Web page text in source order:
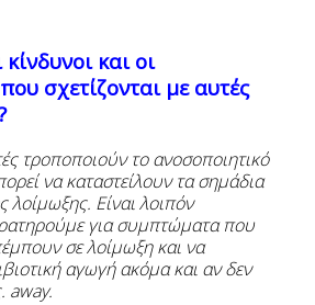
κίνδυνοι και οι
σχετίζονται με αυτές
τροποποιούν το ανοσοποιητικό
να καταστείλουν τα σημάδια
λοίμωξης. Είναι λοιπόν
για συμπτώματα που
σε λοίμωξη και να
αγωγή ακόμα και αν δεν
away.